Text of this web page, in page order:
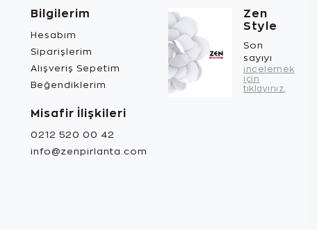
Bilgilerim
Hesabım
Siparişlerim
Alışveriş Sepetim
Beğendiklerim
Misafir İlişkileri
0212 520 00 42
info@zenpirlanta.com
Zen
Style
Son
sayıyı
incelemek
için
tıklayınız.